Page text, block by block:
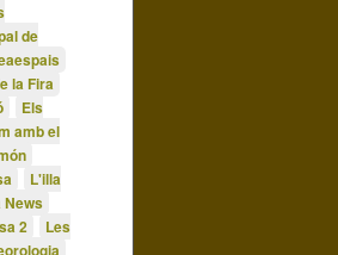
de
la Fira
Els
amb el
L'illa
News
2
Les